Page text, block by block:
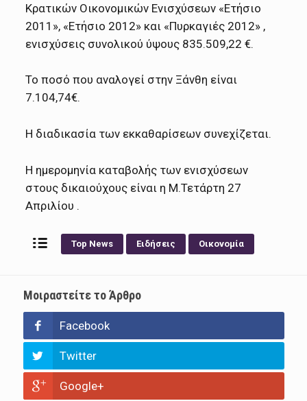
Κρατικών Οικονομικών Ενισχύσεων «Ετήσιο
2011», «Ετήσιο 2012» και «Πυρκαγιές 2012» ,
ενισχύσεις συνολικού ύψους 835.509,22 €.
Το ποσό που αναλογεί στην Ξάνθη είναι
7.104,74€.
Η διαδικασία των εκκαθαρίσεων συνεχίζεται.
Η ημερομηνία καταβολής των ενισχύσεων
στους δικαιούχους είναι η Μ.Τετάρτη 27
Απριλίου .
Top News Ειδήσεις Οικονομία
Μοιραστείτε το Άρθρο
Facebook
Twitter
Google+